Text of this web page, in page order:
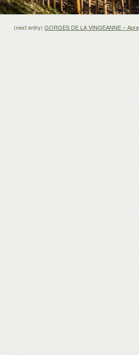
(next entry) GORGES DE LA VINGEANNE –